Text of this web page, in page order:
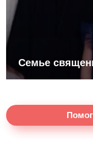
Семье